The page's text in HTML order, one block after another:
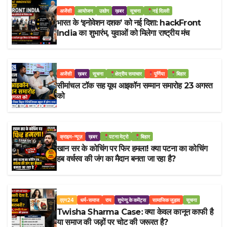
अजेंसी आयोजन उद्योग ख़बर सूचना नई दिल्ली
भारत के ‘इनोवेशन दशक’ को नई दिशा: hackFront
India का शुभारंभ, युवाओं को मिलेगा राष्ट्रीय मंच
अजेंसी ख़बर सूचना क्षेत्रीय समाचार पूर्णिया बिहार
सीमांचल टॉक सह यूथ आइकॉन सम्मान समारोह 23 अगस्त
को
क्राइम-न्यूज़ ख़बर पटना मेट्रो बिहार
खान सर के कोचिंग पर फिर हमला! क्या पटना का कोचिंग
हब वर्चस्व की जंग का मैदान बनता जा रहा है?
एएन24 धर्म-समाज राय शुभेन्दु के कमेंट्स सामाजिक जुड़ाव सूचना
Twisha Sharma Case: क्या केवल कानून काफी है
या समाज की जड़ों पर चोट की जरूरत है?